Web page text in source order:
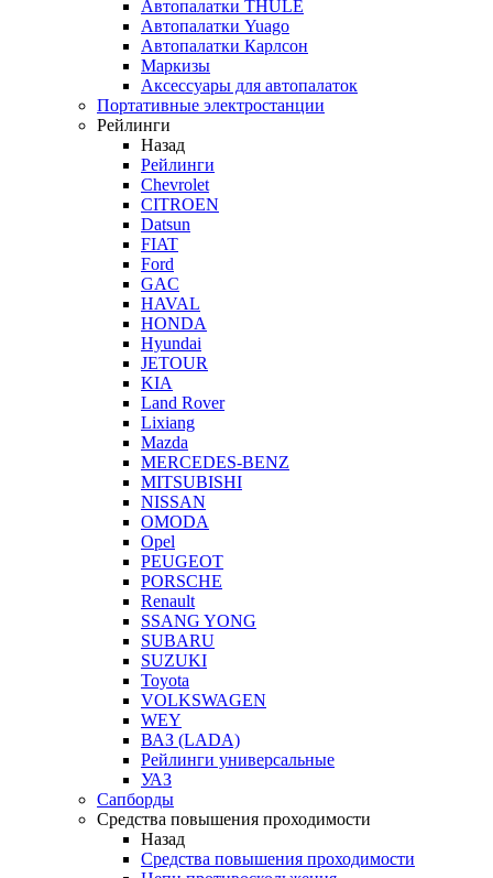
Автопалатки THULE
Автопалатки Yuago
Автопалатки Карлсон
Маркизы
Аксессуары для автопалаток
Портативные электростанции
Рейлинги
Назад
Рейлинги
Chevrolet
CITROEN
Datsun
FIAT
Ford
GAC
HAVAL
HONDA
Hyundai
JETOUR
KIA
Land Rover
Lixiang
Mazda
MERCEDES-BENZ
MITSUBISHI
NISSAN
OMODA
Opel
PEUGEOT
PORSCHE
Renault
SSANG YONG
SUBARU
SUZUKI
Toyota
VOLKSWAGEN
WEY
ВАЗ (LADA)
Рейлинги универсальные
УАЗ
Сапборды
Средства повышения проходимости
Назад
Средства повышения проходимости